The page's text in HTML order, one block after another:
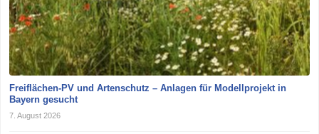
Freiflächen-PV und Artenschutz – Anlagen für Modellprojekt in
Bayern gesucht
7. August 2026